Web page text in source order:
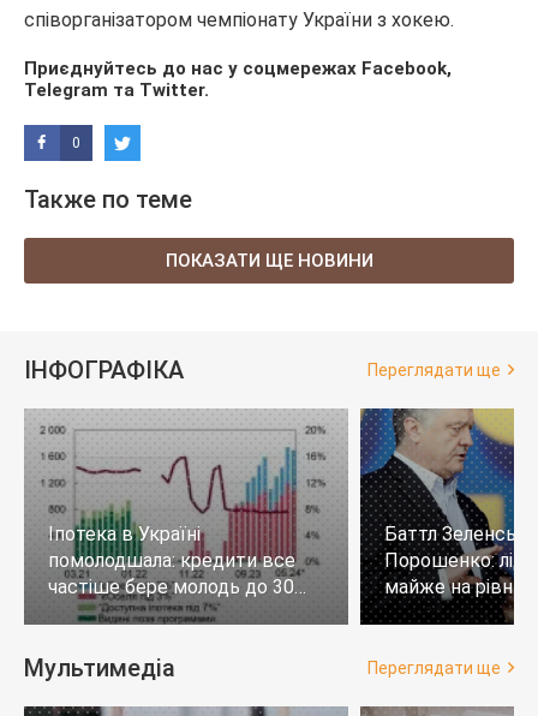
співорганізатором чемпіонату України з хокею.
Приєднуйтесь до нас у соцмережах Facebook,
Telegram та Twitter.
0
Также по теме
ПОКАЗАТИ ЩЕ НОВИНИ
ІНФОГРАФІКА Переглядати ще
Іпотека в Україні
помолодшала: кредити все
частіше бере молодь до 30
років
Баттл
Порошенко:
майже на
тих, хто не
Мультимедіа Переглядати ще